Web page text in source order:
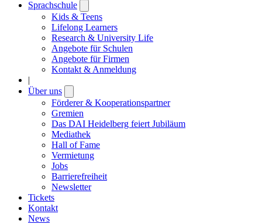
Sprachschule
submenu
Kids & Teens
Lifelong Learners
Research & University Life
Angebote für Schulen
Angebote für Firmen
Kontakt & Anmeldung
|
Über uns
submenu
Förderer & Kooperationspartner
Gremien
Das DAI Heidelberg feiert Jubiläum
Mediathek
Hall of Fame
Vermietung
Jobs
Barrierefreiheit
Newsletter
Tickets
Kontakt
News